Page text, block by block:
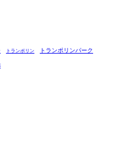
トランポリン トランポリンパーク